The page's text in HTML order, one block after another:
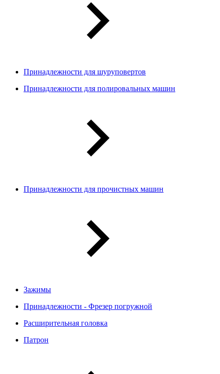
Принадлежности для шуруповертов
Принадлежности для полировальных машин
Принадлежности для прочистных машин
Зажимы
Принадлежности - Фрезер погружной
Расширительная головка
Патрон